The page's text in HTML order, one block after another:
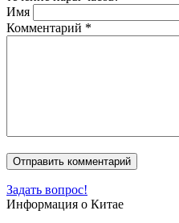
Имя
Комментарий *
Задать вопрос!
Информация о Китае